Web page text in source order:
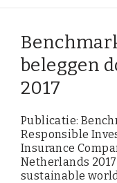
beleggen
2017
Publicatie:
Responsible
Insurance
Netherlands
sustainable